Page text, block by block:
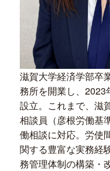
滋賀大学経済学部卒
務所を開業し、2023
設立。これまで、滋
相談員（彦根労働基
働相談に対応。労使
関する豊富な実務経
務管理体制の構築・